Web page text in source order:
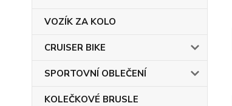
VOZÍK ZA KOLO
CRUISER BIKE
SPORTOVNÍ OBLEČENÍ
KOLEČKOVÉ BRUSLE